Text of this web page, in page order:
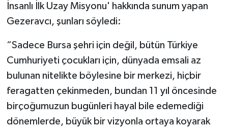
İnsanlı İlk Uzay Misyonu' hakkında sunum yapan
Gezeravcı, şunları söyledi:
“Sadece Bursa şehri için değil, bütün Türkiye
Cumhuriyeti çocukları için, dünyada emsali az
bulunan nitelikte böylesine bir merkezi, hiçbir
feragatten çekinmeden, bundan 11 yıl öncesinde
birçoğumuzun bugünleri hayal bile edemediği
dönemlerde, büyük bir vizyonla ortaya koyarak